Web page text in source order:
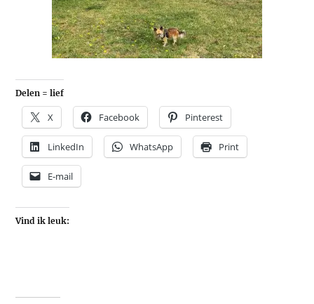
Delen = lief
X Facebook Pinterest
LinkedIn WhatsApp Print
E-mail
Vind ik leuk: